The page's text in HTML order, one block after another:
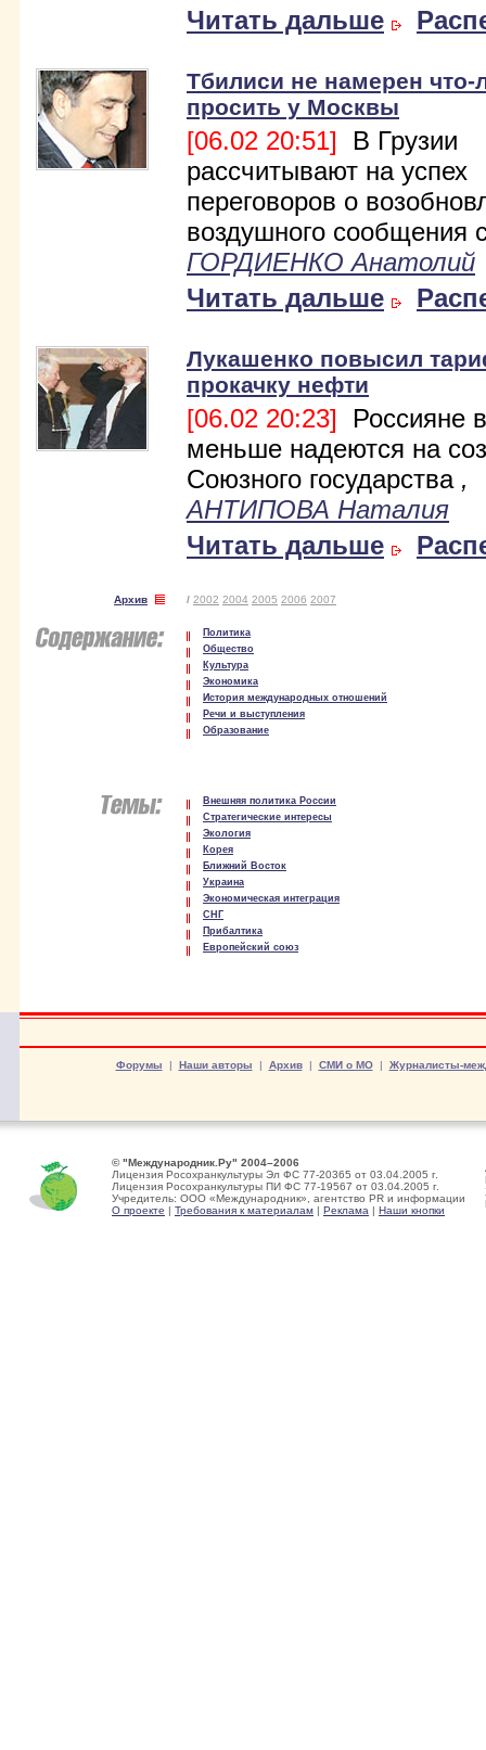
Читать дальше
Тбилиси не намерен что-
просить у Москвы
[06.02 20:51] В Грузии
рассчитывают на успех
переговоров о
воздушного сообщения
ГОРДИЕНКО Анатолий
Читать дальше
Лукашенко повысил
прокачку нефти
[06.02 20:23] Россияне
меньше надеются на
Союзного государства ,
АНТИПОВА Наталия
Читать дальше
Архив / 2002 2004 2005 2006 2007
Политика
Общество
Культура
Экономика
История международных отношений
Речи и выступления
Образование
Внешняя политика России
Стратегические интересы
Экология
Корея
Ближний Восток
Украина
Экономическая интеграция
СНГ
Прибалтика
Европейский союз
Форумы | Наши авторы | Архив| СМИ о МО| Журналисты-
© "Международник.Ру" 2004–2006
Лицензия Росохранкультуры Эл ФС 77-20365 от 03.04.2005 г.
Лицензия Росохранкультуры ПИ ФС 77-19567 от 03.04.2005 г.
Учредитель: ООО «Международник», агентство PR и информации
О проекте | Требования к материалам | Реклама | Наши кнопки